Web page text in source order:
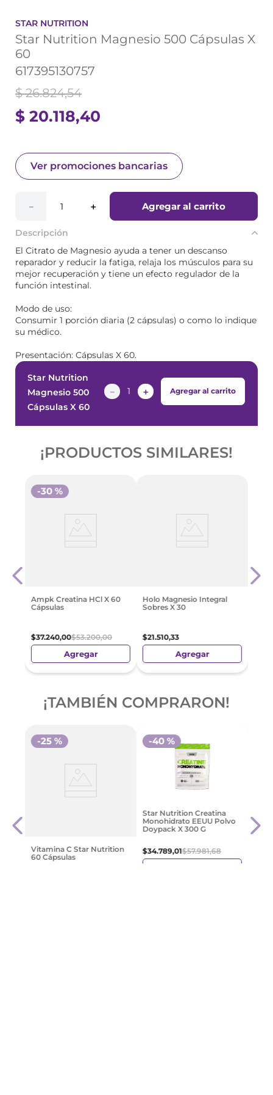
STAR NUTRITION
Star Nutrition Magnesio 500 Cápsulas X
60
617395130757
$ 20.118,40
$ 26.824,54
Ver promociones bancarias
＋
－ Agregar al carrito
Descripción
El Citrato de Magnesio ayuda a tener un descanso
reparador y reducir la fatiga, relaja los músculos para su
mejor recuperación y tiene un efecto regulador de la
función intestinal.
Modo de uso:
Consumir 1 porción diaria (2 cápsulas) o como lo indique
su médico.
Presentación: Cápsulas X 60.
Star Nutrition
Magnesio 500
Cápsulas X 60
＋
－ Agregar al carrito
¡PRODUCTOS SIMILARES!
Ampk Creatina HCl X 60
Cápsulas
$37.240,00$53.200,00
-30 %
Agregar
Holo Magnesio Integral
Sobres X 30
$21.510,33
Agregar
X 30
¡TAMBIÉN COMPRARON!
Vitamina C Star Nutrition
60 Cápsulas
-25 %
Star Nutrition Creatina
Monohidrato EEUU Polvo
Doypack X 300 G
$34.789,01$57.981,68
-40 %